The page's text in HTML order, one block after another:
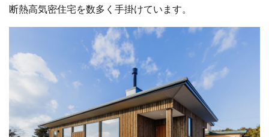
断熱高気密住宅を数多く手掛けています。